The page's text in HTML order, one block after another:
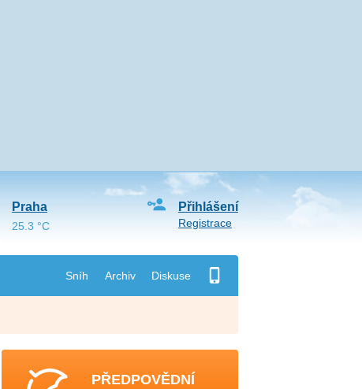
Sníh Archiv Diskuse
Přihlášení
Registrace
Praha
25.3 °C
PŘEDPOVĚDNÍ